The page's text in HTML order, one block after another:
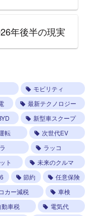
年後半の現実
モビリティ
最新テクノロジー
新型車スクープ
転
次世代EV
ラッコ
ト
未来のクルマ
節約
任意保険
カー減税
車検
動車税
電気代